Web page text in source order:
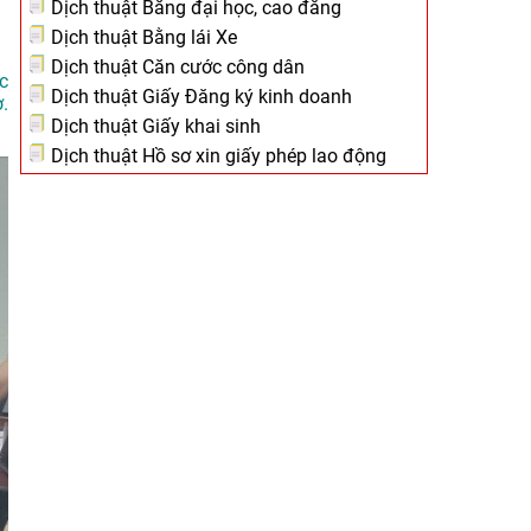
Dịch thuật Bằng đại học, cao đẳng
Dịch thuật Bằng lái Xe
Dịch thuật Căn cước công dân
Dịch thuật Giấy Đăng ký kinh doanh
Dịch thuật Giấy khai sinh
Dịch thuật Hồ sơ xin giấy phép lao động